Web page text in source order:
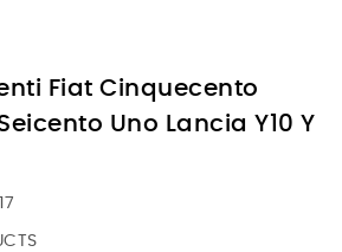
Fiat Cinquecento
Uno Lancia Y10 Y